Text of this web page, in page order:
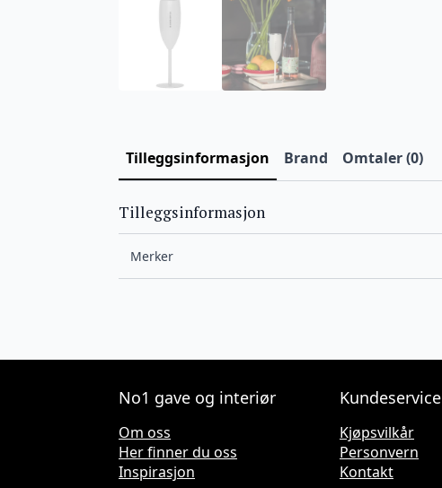
Tilleggsinformasjon Brand Omtaler (0)
Tilleggsinformasjon
Merker
No1 gave og interiør
Om oss
Her finner du oss
Inspirasjon
Kundeservice
Kjøpsvilkår
Personvern
Kontakt